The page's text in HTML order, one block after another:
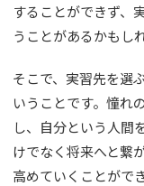
することができず、
うことがあるかもし
そこで、実習先を選
いうことです。憧れ
し、自分という人間
けでなく将来へと繋
高めていくことがで